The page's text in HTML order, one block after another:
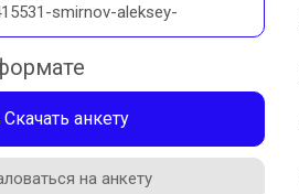
smirnov-aleksey-
Скачать анкету
на анкету